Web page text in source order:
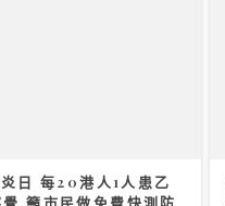
日 每20港人1人患乙